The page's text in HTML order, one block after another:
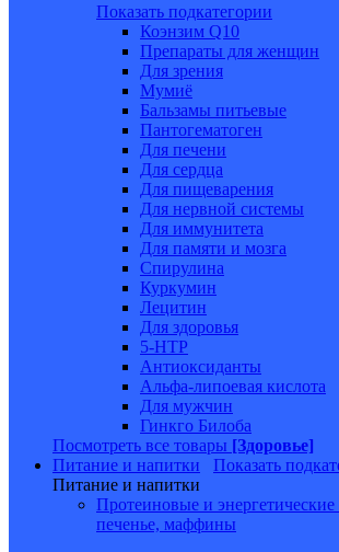
Показать подкатегории
Коэнзим Q10
Препараты для женщин
Для зрения
Мумиё
Бальзамы питьевые
Пантогематоген
Для печени
Для сердца
Для пищеварения
Для нервной системы
Для иммунитета
Для памяти и мозга
Спирулина
Куркумин
Лецитин
Для здоровья
5-HTP
Антиоксиданты
Альфа-липоевая кислота
Для мужчин
Гинкго Билоба
Посмотреть все товары [Здоровье]
Питание и напитки
Показать
Питание и напитки
Протеиновые и энергетические
печенье, маффины